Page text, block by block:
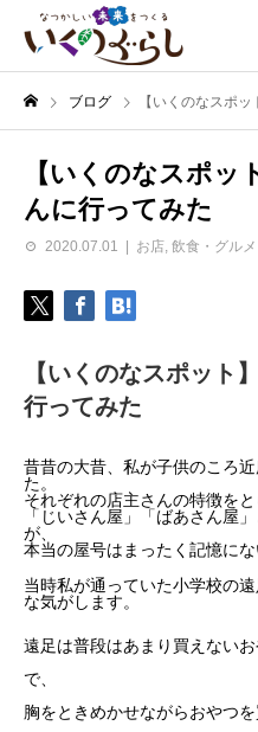
ブログ 【いくのなスポ
【いくのなスポッ
んに行ってみた
2020.07.01 お店 飲食・グルメ
【いくのなスポット
行ってみた
昔昔の大昔、私が子供のころ
た。
それぞれの店主さんの特徴を
「じいさん屋」「ばあさん屋
が、
本当の屋号はまったく記憶にな
当時私が通っていた小学校の
な気がします。
遠足は普段はあまり買えない
で、
胸をときめかせながらおやつ